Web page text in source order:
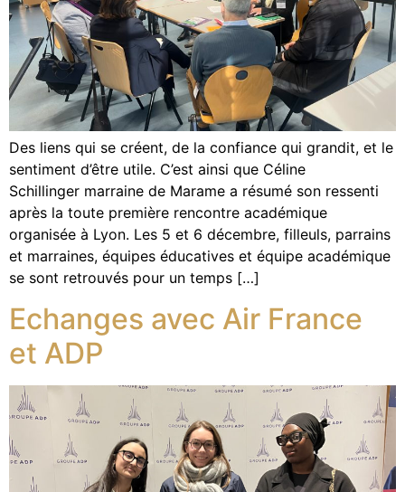
Des liens qui se créent, de la confiance qui grandit, et le
sentiment d’être utile. C’est ainsi que Céline
Schillinger marraine de Marame a résumé son ressenti
après la toute première rencontre académique
organisée à Lyon. Les 5 et 6 décembre, filleuls, parrains
et marraines, équipes éducatives et équipe académique
se sont retrouvés pour un temps […]
Echanges avec Air France
et ADP